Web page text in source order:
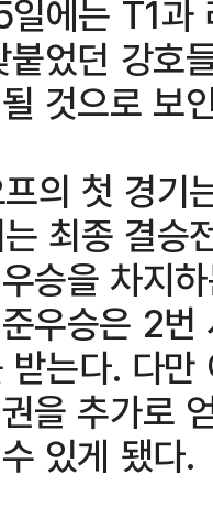
에는 T1과
었던 강호
것으로 보
의 첫 경
최종 결
승을 차지
우승은 2
는다. 다
을 추가로
있게 됐다.